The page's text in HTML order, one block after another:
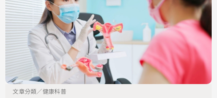
文章分類／健康科普